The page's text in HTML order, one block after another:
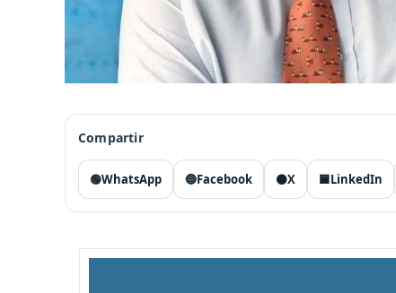
Compartir
🟢WhatsApp 🔵Facebook ⚫X 🟦LinkedIn